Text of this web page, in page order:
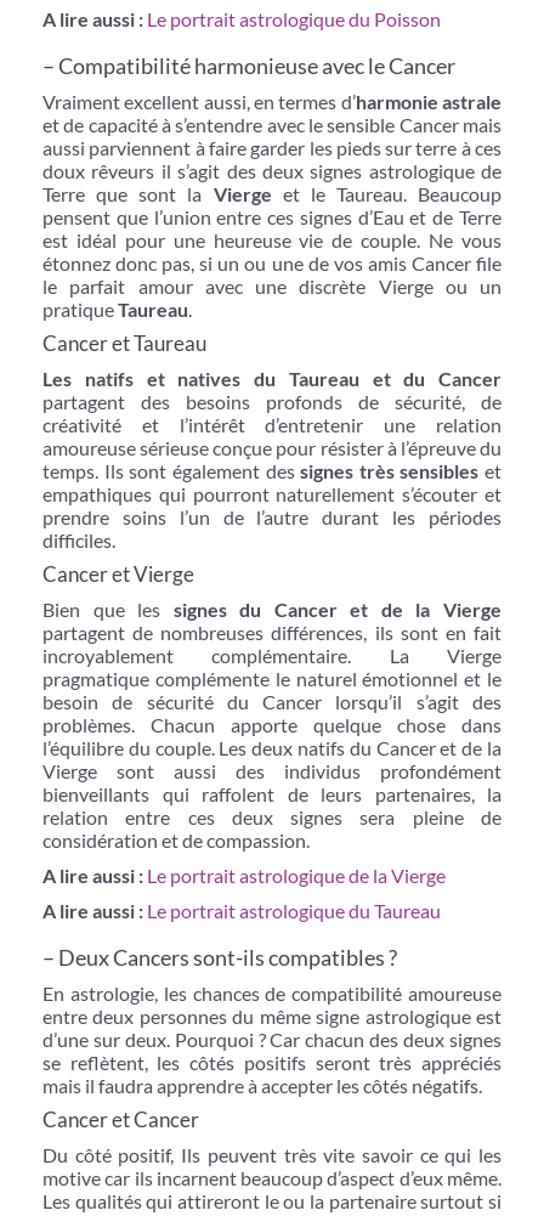
A lire aussi : Le portrait astrologique du Poisson
– Compatibilité harmonieuse avec le Cancer
Vraiment excellent aussi, en termes d’harmonie astrale
et de capacité à s’entendre avec le sensible Cancer mais
aussi parviennent à faire garder les pieds sur terre à ces
doux rêveurs il s’agit des deux signes astrologique de
Terre que sont la Vierge et le Taureau. Beaucoup
pensent que l’union entre ces signes d’Eau et de Terre
est idéal pour une heureuse vie de couple. Ne vous
étonnez donc pas, si un ou une de vos amis Cancer file
le parfait amour avec une discrète Vierge ou un
pratiqueTaureau.
Cancer et Taureau
Les natifs et natives du Taureau et du Cancer
partagent des besoins profonds de sécurité, de
créativité et l’intérêt d’entretenir une relation
amoureuse sérieuse conçue pour résister à l’épreuve du
temps. Ils sont également dessignes très sensibles et
empathiques qui pourront naturellement s’écouter et
prendre soins l’un de l’autre durant les périodes
difficiles.
Cancer et Vierge
Bien que les signes du Cancer et de la Vierge
partagent de nombreuses différences, ils sont en fait
incroyablement complémentaire. La Vierge
pragmatique complémente le naturel émotionnel et le
besoin de sécurité du Cancer lorsqu’il s’agit des
problèmes. Chacun apporte quelque chose dans
l’équilibre du couple. Les deux natifs du Cancer et de la
Vierge sont aussi des individus profondément
bienveillants qui raffolent de leurs partenaires, la
relation entre ces deux signes sera pleine de
considération et de compassion.
A lire aussi : Le portrait astrologique de la Vierge
A lire aussi : Le portrait astrologique du Taureau
– Deux Cancers sont-ils compatibles ?
En astrologie, les chances de compatibilité amoureuse
entre deux personnes du même signe astrologique est
d’une sur deux. Pourquoi ? Car chacun des deux signes
se reflètent, les côtés positifs seront très appréciés
mais il faudra apprendre à accepter les côtés négatifs.
Cancer et Cancer
Du côté positif, Ils peuvent très vite savoir ce qui les
motive car ils incarnent beaucoup d’aspect d’eux même.
Les qualités qui attireront le ou la partenaire surtout si